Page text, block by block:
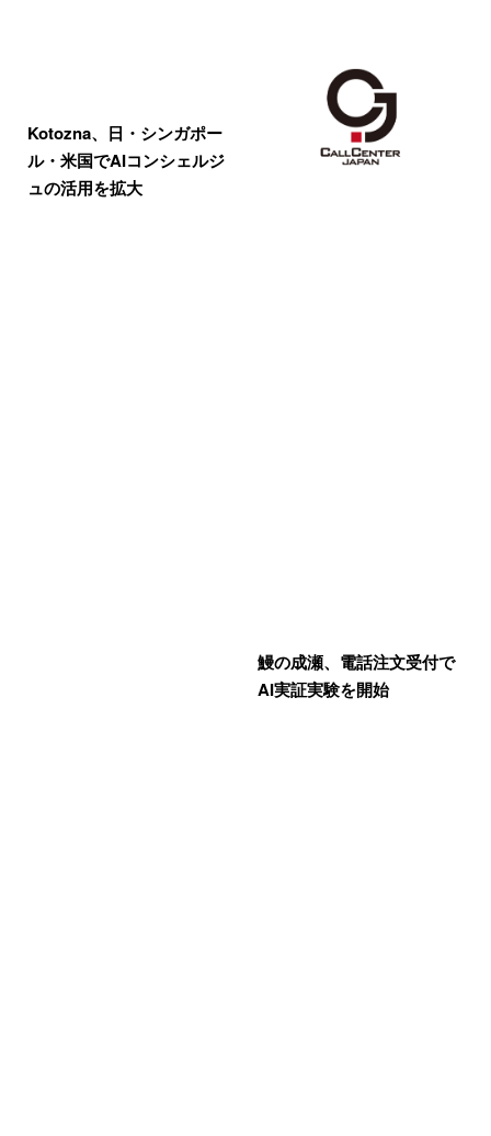
Kotozna、日・シンガポー
ル・米国でAIコンシェルジ
ュの活用を拡大
鰻の成瀬、電話注文受付で
AI実証実験を開始